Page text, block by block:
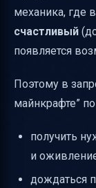
механика, где
счастливый
появляется
Поэтому в
майнкрафте”
получить
и
дождаться